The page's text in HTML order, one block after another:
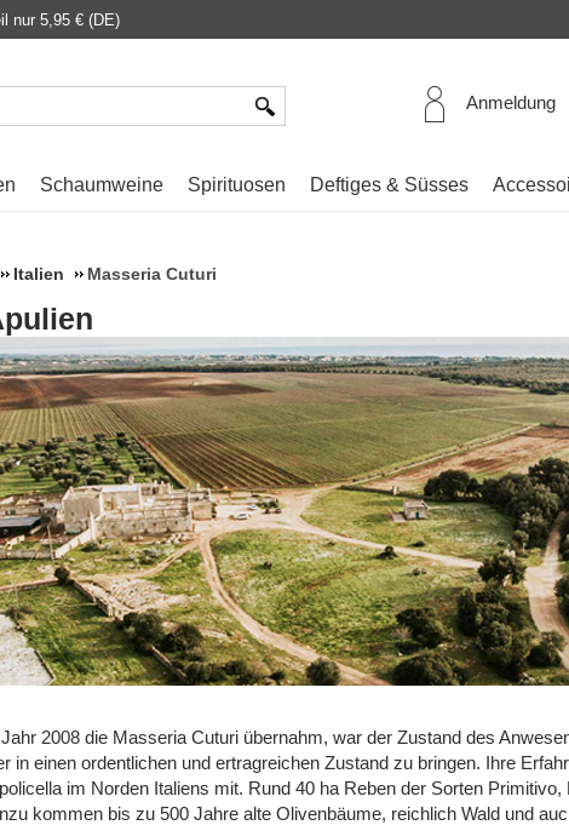
nur 5,95 € (DE)
Anmeldung
Schaumweine Spirituosen Deftiges & Süsses
Italien Masseria Cuturi
2008 die Masseria Cuturi übernahm, war der Zustand des
in einen ordentlichen und ertragreichen Zustand zu bringen. Ihre
im Norden Italiens mit. Rund 40 ha Reben der Sorten
kommen bis zu 500 Jahre alte Olivenbäume, reichlich Wald und